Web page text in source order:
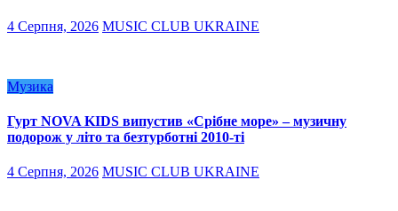
4 Серпня, 2026 MUSIC CLUB UKRAINE
Музика
Гурт NOVA KIDS випустив «Срібне море» – музичну
подорож у літо та безтурботні 2010-ті
4 Серпня, 2026 MUSIC CLUB UKRAINE